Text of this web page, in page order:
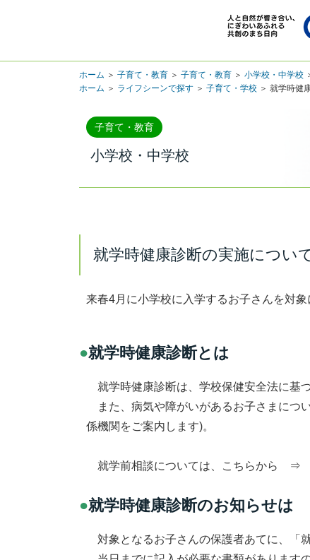
ホーム ＞ 子育て・教育 ＞ 子育て・教育 ＞ 小学校・中学校
ホーム ＞ ライフシーンで探す ＞ 子育て・学校 ＞ 就学時健
子育て・教育
小学校・中学校
就学時健康診断の実施につい
来春4月に小学校に入学するお子さんを対
●就学時健康診断とは
就学時健康診断は、学校保健安全法に基
また、病気や障がいがあるお子さまにつ
係機関をご案内します)。
就学前相談については、こちらから ⇒
●就学時健康診断のお知らせは
対象となるお子さんの保護者あてに、「